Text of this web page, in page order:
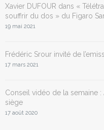
Xavier DUFOUR dans «
souffrir du dos » du Figaro
19 mai 2021
Frédéric Srour invité de
17 mars 2021
Conseil vidéo de la semaine
siège
17 août 2020